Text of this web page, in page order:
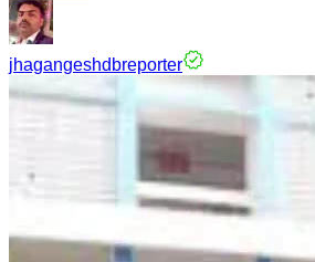
jhagangeshdbreporter